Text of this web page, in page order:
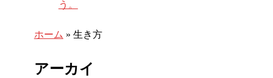
う。
ホーム » 生き方
アーカイ